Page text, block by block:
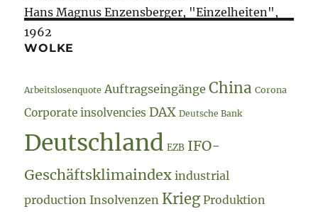
Hans Magnus Enzensberger, "Einzelheiten",
1962
WOLKE
Arbeitslosenquote Auftragseingänge China Corona
Corporate insolvencies DAX Deutsche Bank
Deutschland EZB IFO-
Geschäftsklimaindex industrial
production Insolvenzen Krieg Produktion